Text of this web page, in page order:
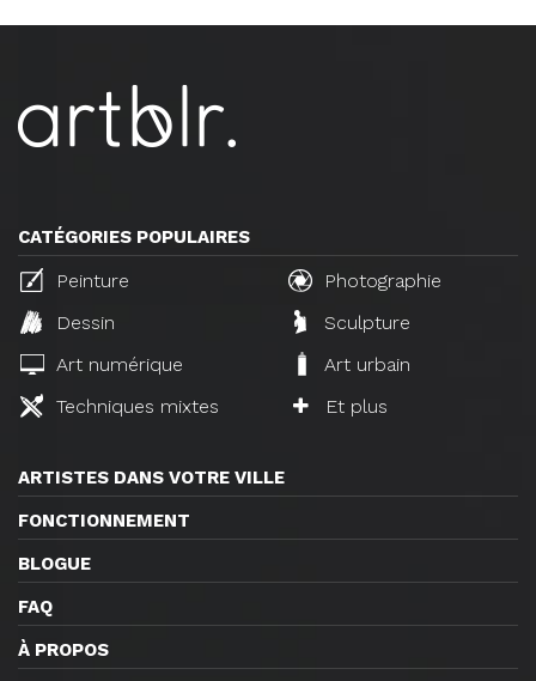
CATÉGORIES POPULAIRES
Peinture
Photographie
Dessin
Sculpture
Art numérique
Art urbain
Techniques mixtes
Et plus
ARTISTES DANS VOTRE VILLE
FONCTIONNEMENT
BLOGUE
FAQ
À PROPOS